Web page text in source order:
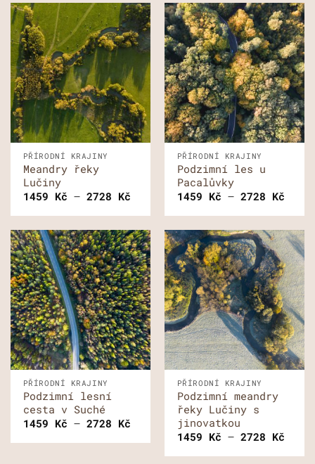
2728 Kč 2728
PŘÍRODNÍ KRAJINY
Meandry řeky
Lučiny
1459 Kč – 2728 KčRozpětí
1459 Kč
2728 Kč
PŘÍRODNÍ KRAJINY
Podzimní les u
Pacalůvky
1459 Kč – 2728 Kč
1459
2728
PŘÍRODNÍ KRAJINY
Podzimní lesní
cesta v Suché
1459 Kč – 2728 KčRozpětí
1459 Kč
PŘÍRODNÍ KRAJINY
Podzimní meandry
řeky Lučiny s
jinovatkou
1459 Kč – 2728 Kč
1459